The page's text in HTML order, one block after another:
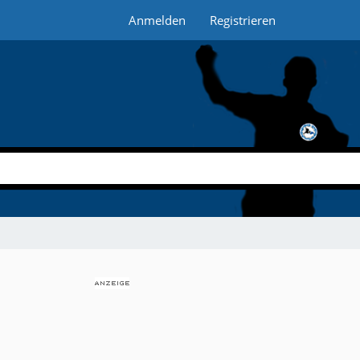
Anmelden Registrieren